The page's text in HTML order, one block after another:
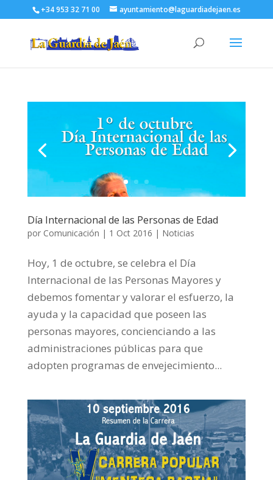
+34 953 32 71 00 ayuntamiento@laguardiadejaen.es
Día Internacional de las Personas de Edad
por Comunicación | 1 Oct 2016 | Noticias
Hoy, 1 de octubre, se celebra el Día
Internacional de las Personas Mayores y
debemos fomentar y valorar el esfuerzo, la
ayuda y la capacidad que poseen las
personas mayores, concienciando a las
administraciones públicas para que
adopten programas de envejecimiento...